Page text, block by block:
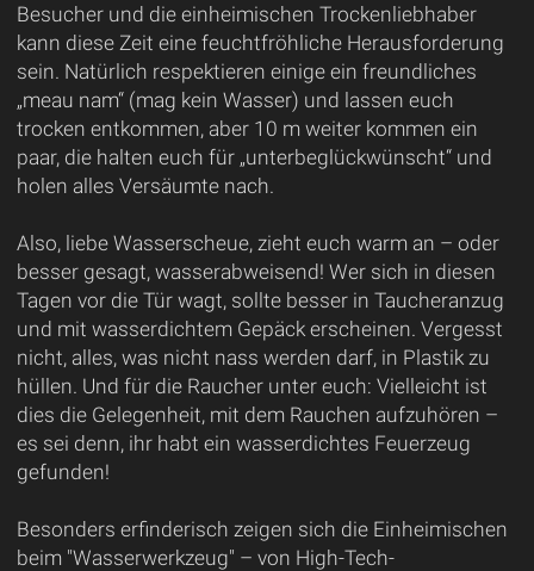
Besucher und die einheimischen Trockenliebhaber
kann diese Zeit eine feuchtfröhliche Herausforderung
sein. Natürlich respektieren einige ein freundliches
„meau nam“ (mag kein Wasser) und lassen euch
trocken entkommen, aber 10 m weiter kommen ein
paar, die halten euch für „unterbeglückwünscht“ und
holen alles Versäumte nach.
Also, liebe Wasserscheue, zieht euch warm an – oder
besser gesagt, wasserabweisend! Wer sich in diesen
Tagen vor die Tür wagt, sollte besser in Taucheranzug
und mit wasserdichtem Gepäck erscheinen. Vergesst
nicht, alles, was nicht nass werden darf, in Plastik zu
hüllen. Und für die Raucher unter euch: Vielleicht ist
dies die Gelegenheit, mit dem Rauchen aufzuhören –
es sei denn, ihr habt ein wasserdichtes Feuerzeug
gefunden!
Besonders erfinderisch zeigen sich die Einheimischen
beim "Wasserwerkzeug" – von High-Tech-